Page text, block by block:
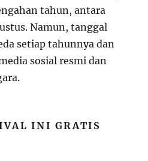
tahun, antara
Namun, tanggal
setiap tahunnya dan
sosial resmi dan
INI GRATIS